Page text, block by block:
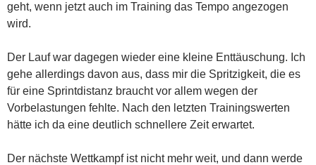
geht, wenn jetzt auch im Training das Tempo angezogen
wird.
Der Lauf war dagegen wieder eine kleine Enttäuschung. Ich
gehe allerdings davon aus, dass mir die Spritzigkeit, die es
für eine Sprintdistanz braucht vor allem wegen der
Vorbelastungen fehlte. Nach den letzten Trainingswerten
hätte ich da eine deutlich schnellere Zeit erwartet.
Der nächste Wettkampf ist nicht mehr weit, und dann werde